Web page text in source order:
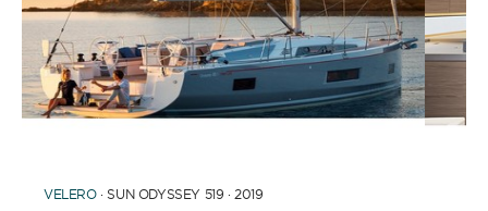
VELERO · SUN ODYSSEY 519 · 2019